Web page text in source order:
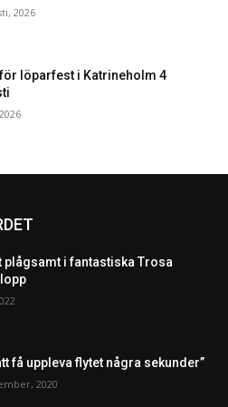
2026
löparfest i Katrineholm 4
plågsamt i fantastiska Trosa
få uppleva flytet några sekunder”
2020